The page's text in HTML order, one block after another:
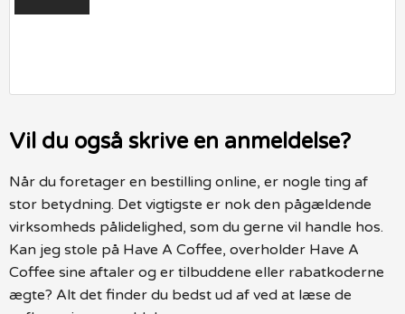
Vil du også skrive en anmeldelse?
Når du foretager en bestilling online, er nogle ting af
stor betydning. Det vigtigste er nok den pågældende
virksomheds pålidelighed, som du gerne vil handle hos.
Kan jeg stole på Have A Coffee, overholder Have A
Coffee sine aftaler og er tilbuddene eller rabatkoderne
ægte? Alt det finder du bedst ud af ved at læse de